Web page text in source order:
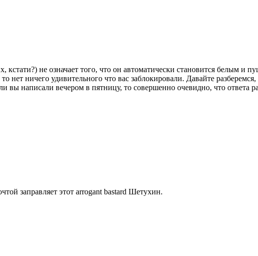
кстати?) не означает того, что он автоматически становится белым
нет ничего удивительного что вас заблокировали. Давайте
написали вечером в пятницу, то совершенно очевидно, что ответа
заправляет этот arrogant bastard Шетухин.